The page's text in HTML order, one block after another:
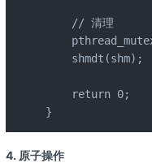
    // 清理
    shmdt(shm);
    return 0;
}
4. 原子操作